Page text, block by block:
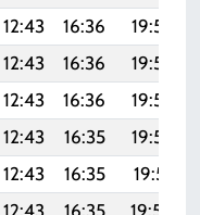
12:43 16:36 19:55
12:43 16:36 19:54
12:43 16:36 19:53
12:43 16:35 19:52
12:43 16:35 19:51
12:43 16:35 19:50